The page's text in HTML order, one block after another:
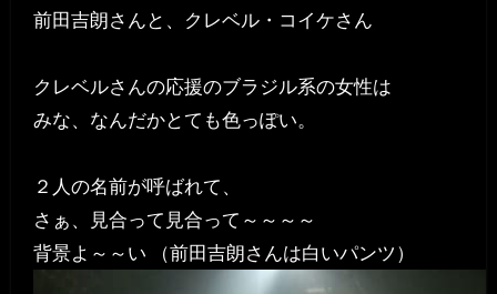
前田吉朗さんと、クレベル・コイケさん
クレベルさんの応援のブラジル系の女性は
みな、なんだかとても色っぽい。
２人の名前が呼ばれて、
さぁ、見合って見合って～～～～
背景よ～～い （前田吉朗さんは白いパンツ）